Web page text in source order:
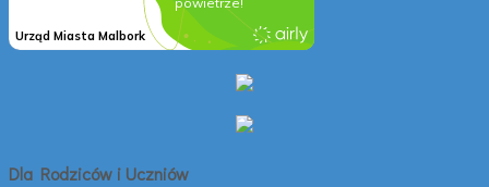
Dla Rodziców i Uczniów